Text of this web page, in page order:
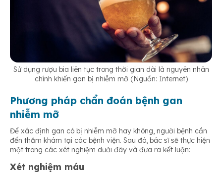
Sử dụng rượu bia liên tục trong thời gian dài là nguyên nhân
chính khiến gan bị nhiễm mỡ (Nguồn: Internet)
Phương pháp chẩn đoán bệnh gan
nhiễm mỡ
Để xác định gan có bị nhiễm mỡ hay không, người bệnh cần
đến thăm khám tại các bệnh viện. Sau đó, bác sĩ sẽ thực hiện
một trong các xét nghiệm dưới đây và đưa ra kết luận:
Xét nghiệm máu